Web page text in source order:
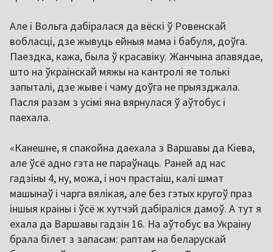
Але і Вольга дабіралася да вёскі ў Ровенскай
вобласці, дзе жывуць ейныя мама і бабуля, доўга.
Паездка, кажа, была ў красавіку. Жанчына апавядае,
што на ўкраінскай мяжы на кантролі яе толькі
запыталі, дзе жыве і чаму доўга не прыязджала.
Пасля разам з усімі яна вярнулася ў аўтобус і
паехала.
«Канешне, я спакойна даехала з Варшавы да Кіева,
але ўсё адно гэта не параўнаць. Раней ад нас
гадзіны 4, ну, можа, і ноч прастаіш, калі шмат
машынаў і чарга вялікая, але без гэтых кругоў праз
іншыя краіны і ўсё ж хутчэй дабіраліся дамоў. А тут я
ехала да Варшавы гадзін 16. На аўтобус ва Украіну
брала білет з запасам: раптам на беларускай